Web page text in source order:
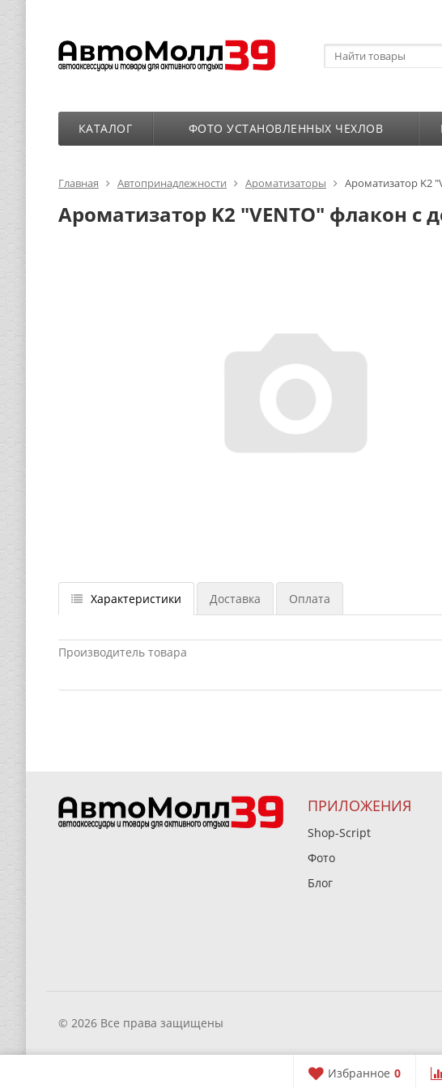
КАТАЛОГ ФОТО УСТАНОВЛЕННЫХ ЧЕХЛОВ
Главная Автопринадлежности Ароматизаторы Ароматизатор K2
Ароматизатор K2 "VENTO" флакон
Характеристики Доставка Оплата
Производитель товара
ПРИЛОЖЕНИЯ
Shop-Script
Фото
Блог
© 2026 Все права защищены
Избранное 0